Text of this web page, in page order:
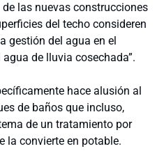
las nuevas construcciones
del techo consideren
gestión del agua en el
de lluvia cosechada”.
hace alusión al
de baños que incluso,
de un tratamiento por
la convierte en potable.